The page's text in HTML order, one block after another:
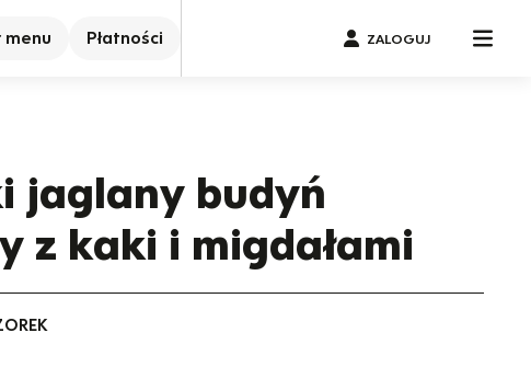
menu Płatności ZALOGUJ
jaglany budyń
z kaki i migdałami